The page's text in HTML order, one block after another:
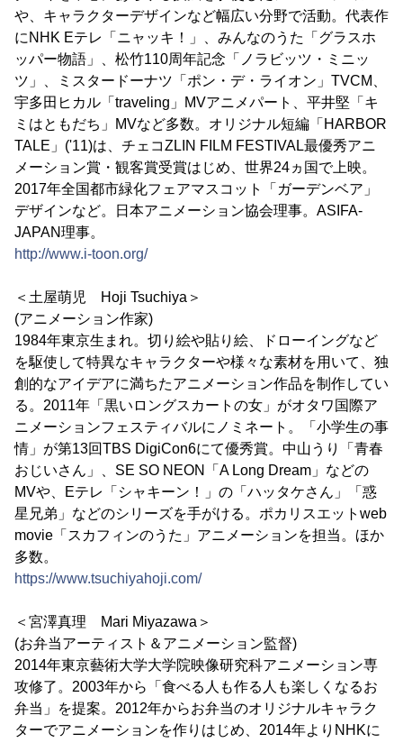
や、キャラクターデザインなど幅広い分野で活動。代表作
にNHK Eテレ「ニャッキ！」、みんなのうた「グラスホ
ッパー物語」、松竹110周年記念「ノラビッツ・ミニッ
ツ」、ミスタードーナツ「ポン・デ・ライオン」TVCM、
宇多田ヒカル「traveling」MVアニメパート、平井堅「キ
ミはともだち」MVなど多数。オリジナル短編「HARBOR
TALE」('11)は、チェコZLIN FILM FESTIVAL最優秀アニ
メーション賞・観客賞受賞はじめ、世界24ヵ国で上映。
2017年全国都市緑化フェアマスコット「ガーデンベア」
デザインなど。日本アニメーション協会理事。ASIFA-
JAPAN理事。
http://www.i-toon.org/
＜土屋萌児 Hoji Tsuchiya＞
(アニメーション作家)
1984年東京生まれ。切り絵や貼り絵、ドローイングなど
を駆使して特異なキャラクターや様々な素材を用いて、独
創的なアイデアに満ちたアニメーション作品を制作してい
る。2011年「黒いロングスカートの女」がオタワ国際ア
ニメーションフェスティバルにノミネート。「小学生の事
情」が第13回TBS DigiCon6にて優秀賞。中山うり「青春
おじいさん」、SE SO NEON「A Long Dream」などの
MVや、Eテレ「シャキーン！」の「ハッタケさん」「惑
星兄弟」などのシリーズを手がける。ポカリスエットweb
movie「スカフィンのうた」アニメーションを担当。ほか
多数。
https://www.tsuchiyahoji.com/
＜宮澤真理 Mari Miyazawa＞
(お弁当アーティスト＆アニメーション監督)
2014年東京藝術大学大学院映像研究科アニメーション専
攻修了。2003年から「食べる人も作る人も楽しくなるお
弁当」を提案。2012年からお弁当のオリジナルキャラク
ターでアニメーションを作りはじめ、2014年よりNHKに